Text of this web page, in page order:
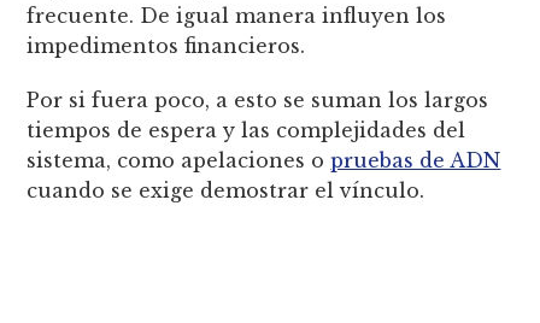
frecuente. De igual manera influyen los
impedimentos financieros.
Por si fuera poco, a esto se suman los largos
tiempos de espera y las complejidades del
sistema, como apelaciones opruebas de ADN
cuando se exige demostrar el vínculo.